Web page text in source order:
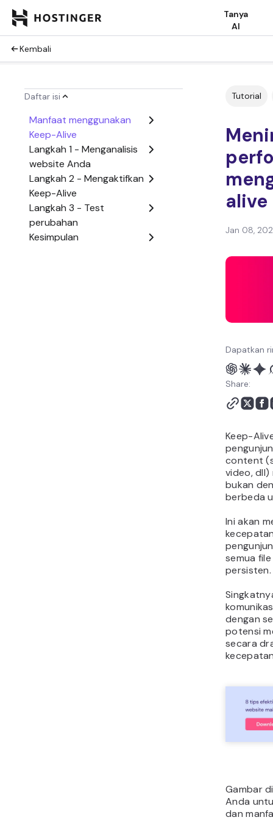
Tanya
AI
Kembali
Daftar isi
Manfaat menggunakan
Keep-Alive
Langkah 1 - Menganalisis
website Anda
Langkah 2 - Mengaktifkan
Keep-Alive
Langkah 3 - Test
perubahan
Kesimpulan
Tutorial
alive
Jan 08,
Dapatkan
Share:
Keep-
content
video, dll)
bukan
berbeda
Ini akan
semua
persisten.
dengan
potensi
secara
Gambar
Anda
dan